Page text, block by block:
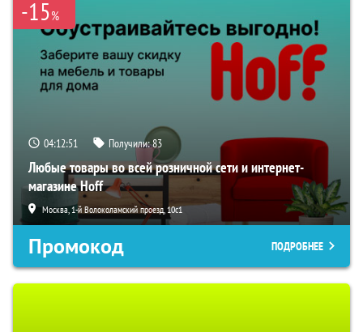
-15%
04:12:49 Получили:83
Любые товары во всей розничной сети и интернет-
магазине Hoff
Москва, 1-й Волоколамский проезд, 10с1
Промокод ПОДРОБНЕЕ